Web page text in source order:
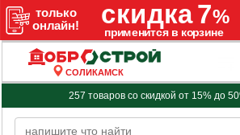
СОЛИКАМСК
257 товаров со скидкой от 15% до